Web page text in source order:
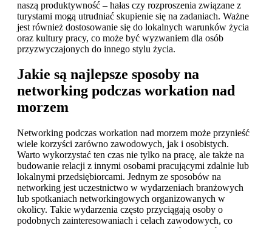
naszą produktywność – hałas czy rozproszenia związane z
turystami mogą utrudniać skupienie się na zadaniach. Ważne
jest również dostosowanie się do lokalnych warunków życia
oraz kultury pracy, co może być wyzwaniem dla osób
przyzwyczajonych do innego stylu życia.
Jakie są najlepsze sposoby na
networking podczas workation nad
morzem
Networking podczas workation nad morzem może przynieść
wiele korzyści zarówno zawodowych, jak i osobistych.
Warto wykorzystać ten czas nie tylko na pracę, ale także na
budowanie relacji z innymi osobami pracującymi zdalnie lub
lokalnymi przedsiębiorcami. Jednym ze sposobów na
networking jest uczestnictwo w wydarzeniach branżowych
lub spotkaniach networkingowych organizowanych w
okolicy. Takie wydarzenia często przyciągają osoby o
podobnych zainteresowaniach i celach zawodowych, co